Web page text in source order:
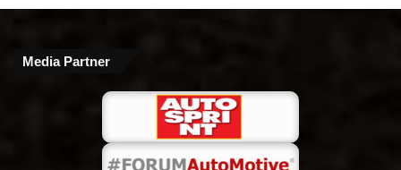
Media Partner